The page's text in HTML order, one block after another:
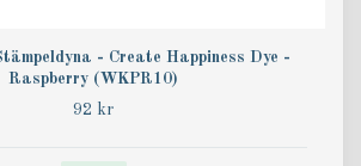
- Create Happiness Dye -
Raspberry (WKPR10)
92 kr